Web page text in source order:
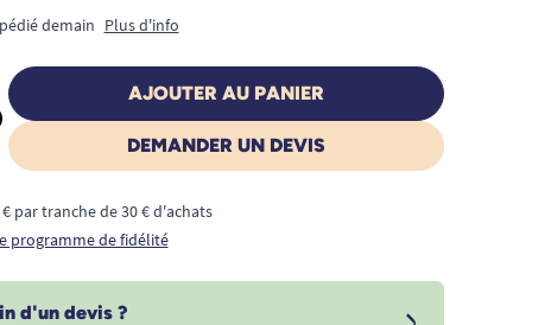
demain Plus d'info
AJOUTER AU PANIER
DEMANDER UN DEVIS
par tranche de 30 € d'achats
programme de fidélité
d'un devis ?